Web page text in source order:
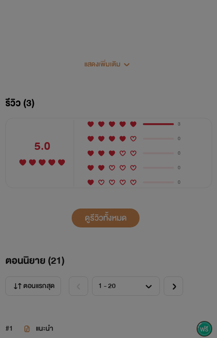
แสดงเพิ่มเติม
รีวิว (3)
5.0
3
0
0
0
0
ดูรีวิวทั้งหมด
ตอนนิยาย (21)
ตอนแรกสุด
#1 แนะนำ